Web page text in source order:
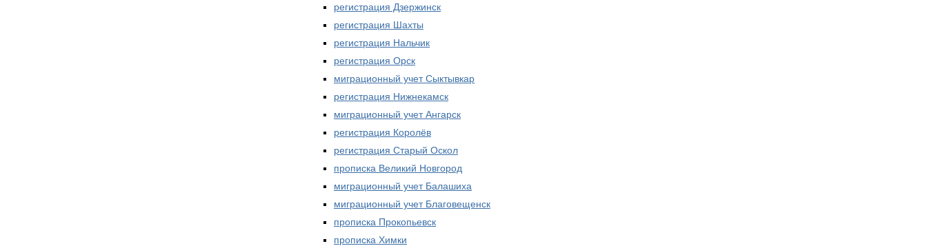
регистрация Дзержинск
регистрация Шахты
регистрация Нальчик
регистрация Орск
миграционный учет Сыктывкар
регистрация Нижнекамск
миграционный учет Ангарск
регистрация Королёв
регистрация Старый Оскол
прописка Великий Новгород
миграционный учет Балашиха
миграционный учет Благовещенск
прописка Прокопьевск
прописка Химки